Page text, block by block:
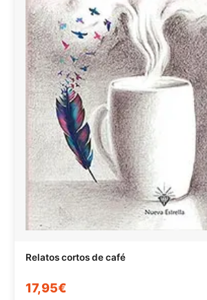
Relatos cortos de café
17,95€